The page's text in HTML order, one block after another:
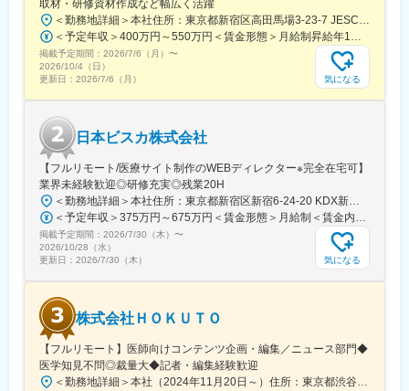
のため、メンバーとのやり取りはオンライン中心です。
■業務の魅力
急成長するクリニック支援と、歴史あるマウスピース矯正ブラン
ド『キレイライン矯正』の両マーケティングに関われる環境があ
ータまで把握したマーケティングが可能です。
そのデータを武器に、事業収益に直結する本質的な分析・施策を
立案し、自分の運用でクリニックのリードが増え、契約数が伸
び、売上が上がっていくという手触り感を感じられる業務です。
変更の範囲：会社の定める業務
取材・研修資材作成など幅広く活躍
＜勤務地詳細＞本社住所：東京都新宿区高田馬場3-23-7 JESCO高田馬場3F受動喫煙対策：屋内全面禁煙変更の範囲：会社の定める事業所（リモートワーク含む）
＜予定年収＞400万円～550万円＜賃金形態＞月給制昇給年1回、賞与年2回（実績）＜賃金内訳＞月額（基本給）：250,000円～350,000円＜月給＞250,000円～350,000円＜昇給有無＞有＜残業手当＞有＜給与補足＞経験・能力を考慮して決定します賃金はあくまでも目安の金額であり、選考を通じて上下する可能性があります。月給(月額)は固定手当を含めた表記です。
掲載予定期間： 2026/7/6（月） 〜
2026/10/4（日）
更新日： 2026/7/6（月） 気になる
日本ビスカ株式会社
【フルリモート/医療サイト制作のWEBディレクター※完全在宅可】
業界未経験歓迎◎研修充実◎残業20H
＜勤務地詳細＞本社住所：東京都新宿区新宿6-24-20 KDX新宿6丁目ビル10F勤務地最寄駅：都営大江戸線、東京メトロ副都心線／東新宿駅受動喫煙対策：屋内全面禁煙変更の範囲：会社の定める事業所（リモートワーク含む）
＜予定年収＞375万円～675万円＜賃金形態＞月給制＜賃金内訳＞月額（基本給）：250,000円～450,000円＜月給＞250,000円～450,000円＜昇給有無＞有＜残業手当＞有＜給与補足＞■賞与：年2回※25年度実績4.08ヶ月分■昇給：年1回賃金はあくまでも目安の金額であり、選考を通じて上下する可能性があります。月給(月額)は固定手当を含めた表記です。
掲載予定期間： 2026/7/30（木） 〜
2026/10/28（水）
更新日： 2026/7/30（木） 気になる
株式会社ＨＯＫＵＴＯ
【フルリモート】医師向けコンテンツ企画・編集／ニュース部門◆
医学知見不問◎裁量大◆記者・編集経験歓迎
＜勤務地詳細＞本社（2024年11月20日～）住所：東京都渋谷区渋谷一丁目12番2 クロスオフィス渋谷311受動喫煙対策：屋内全面禁煙変更の範囲：会社の定める事業所（リモートワーク含む）